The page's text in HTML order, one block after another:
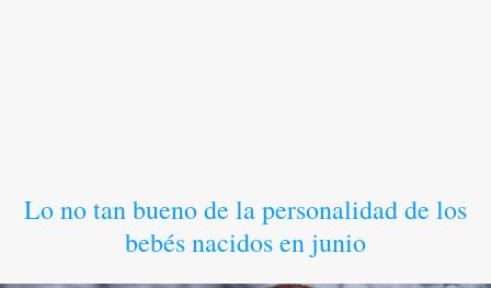
Lo no tan bueno de la personalidad de los
bebés nacidos en junio